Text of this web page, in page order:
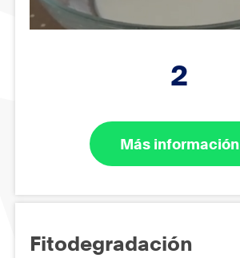
2
Más información
Fitodegradación